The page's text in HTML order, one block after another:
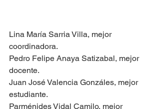
Lina María Sarria Villa, mejor
coordinadora.
Pedro Felipe Anaya Satizabal, mejor
docente.
Juan José Valencia Gonzáles, mejor
estudiante.
Parménides Vidal Camilo, mejor